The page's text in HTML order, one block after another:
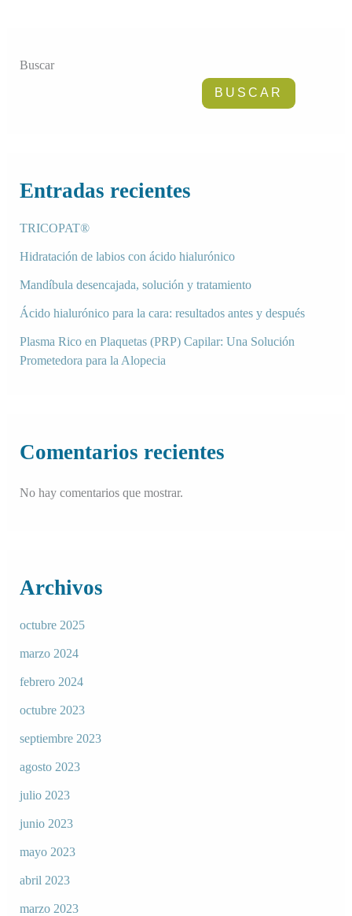
Buscar
BUSCAR
Entradas recientes
TRICOPAT®
Hidratación de labios con ácido hialurónico
Mandíbula desencajada, solución y tratamiento
Ácido hialurónico para la cara: resultados antes y después
Plasma Rico en Plaquetas (PRP) Capilar: Una Solución
Prometedora para la Alopecia
Comentarios recientes
No hay comentarios que mostrar.
Archivos
octubre 2025
marzo 2024
febrero 2024
octubre 2023
septiembre 2023
agosto 2023
julio 2023
junio 2023
mayo 2023
abril 2023
marzo 2023